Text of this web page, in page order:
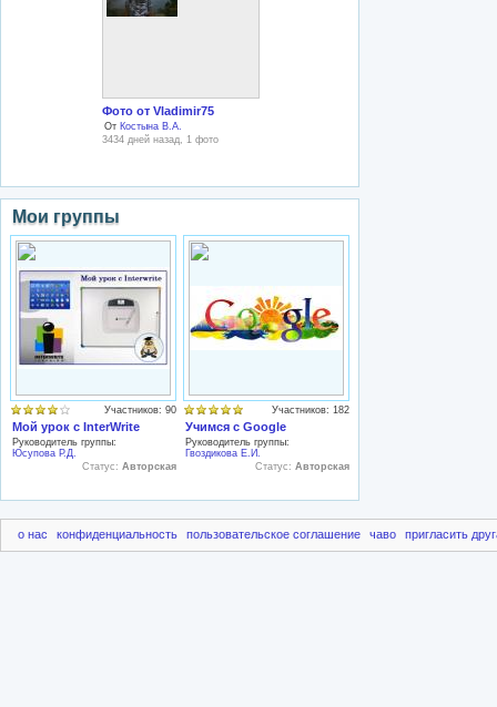
Фото от Vladimir75
От Костына В.А.
3434 дней назад, 1 фото
Мои группы
Участников: 90
Мой урок с InterWrite
Руководитель группы:
Юсупова Р.Д.
Статус: Авторская
Участников: 182
Учимся с Google
Руководитель группы:
Гвоздикова Е.И.
Статус: Авторская
о нас конфиденциальность пользовательское соглашение чаво пригласить